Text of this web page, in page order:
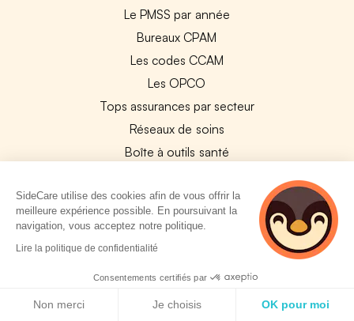
Le PMSS par année
Bureaux CPAM
Les codes CCAM
Les OPCO
Tops assurances par secteur
Réseaux de soins
Boîte à outils santé
PARTENAIRES
Experts-Comptables
Assureurs Partenaires
Payfit & SideCare
SideCare utilise des cookies afin de vous offrir la
meilleure expérience possible. En poursuivant la
navigation, vous acceptez notre politique.
Lire la politique de confidentialité
Consentements certifiés par
Non merci Je choisis OK pour moi
2 personnes
consultent
actuellement cette